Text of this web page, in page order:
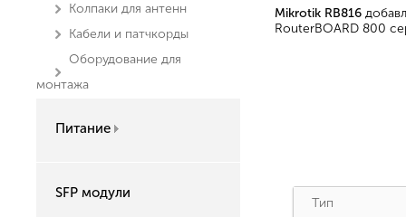
Колпаки для антенн
Кабели и патчкорды
Оборудование для
монтажа
Питание
SFP модули
Mikrotik RB816
RouterBOARD 800
Тип